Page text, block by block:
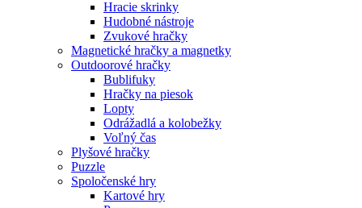
Hracie skrinky
Hudobné nástroje
Zvukové hračky
Magnetické hračky a magnetky
Outdoorové hračky
Bublifuky
Hračky na piesok
Lopty
Odrážadlá a kolobežky
Voľný čas
Plyšové hračky
Puzzle
Spoločenské hry
Kartové hry